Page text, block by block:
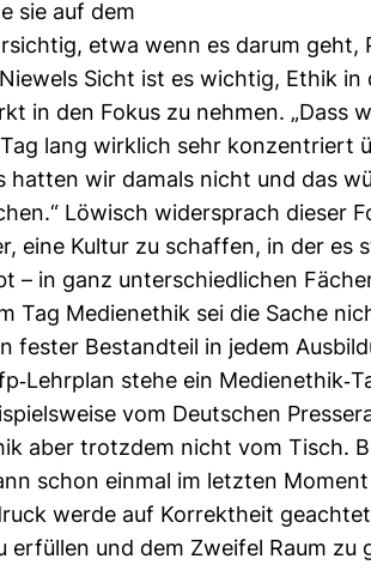
sie auf dem
etwa wenn es darum geht,
Sicht ist es wichtig, Ethik
in den Fokus zu nehmen. „Dass
lang wirk­lich sehr kon­zen­triert
hatten wir damals nicht und das
Löwisch wider­sprach dieser
eine Kultur zu schaffen, in der es
– in ganz unter­schied­li­chen
Tag Medi­en­ethik sei die Sache
fester Bestand­teil in jedem
​Lehr­plan stehe ein Medi­en­ethik-​
vom Deut­schen
aber trotzdem nicht vom Tisch.
schon einmal im letzten
werde auf Kor­rekt­heit
erfüllen und dem Zweifel Raum zu